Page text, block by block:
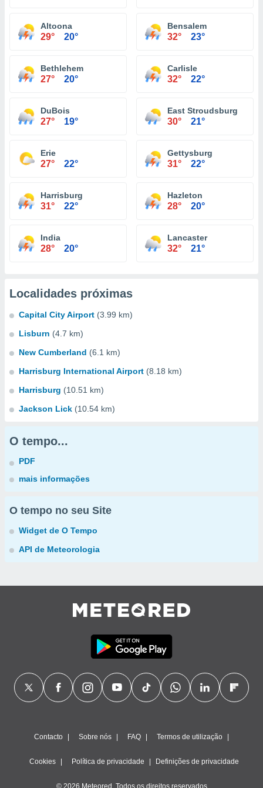
Altoona
29° 20°
Bensalem
32° 23°
Bethlehem
27° 20°
Carlisle
32° 22°
DuBois
27° 19°
East Stroudsburg
30° 21°
Erie
27° 22°
Gettysburg
31° 22°
Harrisburg
31° 22°
Hazleton
28° 20°
India
28° 20°
Lancaster
32° 21°
Localidades próximas
Capital City Airport (3.99 km)
Lisburn (4.7 km)
New Cumberland (6.1 km)
Harrisburg International Airport (8.18 km)
Harrisburg (10.51 km)
Jackson Lick (10.54 km)
O tempo...
PDF
mais informações
O tempo no seu Site
Widget de O Tempo
API de Meteorologia
Contacto Sobre nós FAQ Termos de utilização
Cookies Política de privacidade Definições de privacidade
© 2026 Meteored. Todos os direitos reservados